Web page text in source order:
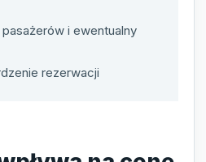
i ewentualny
rezerwacji